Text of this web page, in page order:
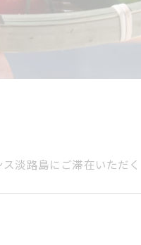
淡路島にご滞在いただ